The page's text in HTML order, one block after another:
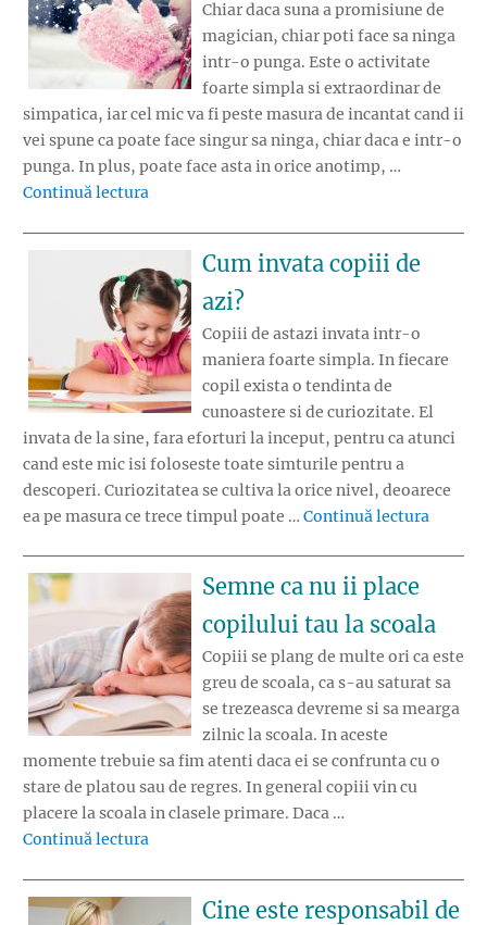
Chiar daca suna a promisiune de
magician, chiar poti face sa ninga
intr-o punga. Este o activitate
foarte simpla si extraordinar de
simpatica, iar cel mic va fi peste masura de incantat cand ii
vei spune ca poate face singur sa ninga, chiar daca e intr-o
punga. In plus, poate face asta in orice anotimp, …
Continuă lectura
Cum invata copiii de
azi?
Copiii de astazi invata intr-o
maniera foarte simpla. In fiecare
copil exista o tendinta de
cunoastere si de curiozitate. El
invata de la sine, fara eforturi la inceput, pentru ca atunci
cand este mic isi foloseste toate simturile pentru a
descoperi. Curiozitatea se cultiva la orice nivel, deoarece
ea pe masura ce trece timpul poate … Continuă lectura
Semne ca nu ii place
copilului tau la scoala
Copiii se plang de multe ori ca este
greu de scoala, ca s-au saturat sa
se trezeasca devreme si sa mearga
zilnic la scoala. In aceste
momente trebuie sa fim atenti daca ei se confrunta cu o
stare de platou sau de regres. In general copiii vin cu
placere la scoala in clasele primare. Daca …
Continuă lectura
Cine este responsabil de